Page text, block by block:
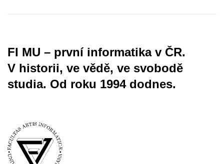
FI MU – první informatika v ČR.
V historii, ve vědě, ve svobodě
studia. Od roku 1994 dodnes.